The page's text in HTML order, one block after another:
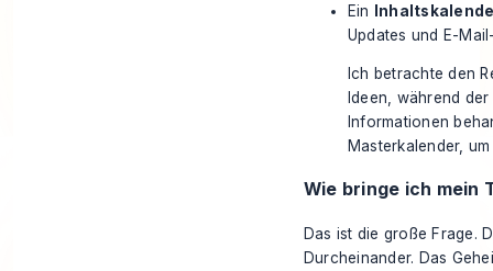
Ein
Updates und E-
Ich betrachte den
Ideen, während
Informationen
Masterkalender,
Wie bringe ich mein
Das ist die große Frage.
Durcheinander. Das